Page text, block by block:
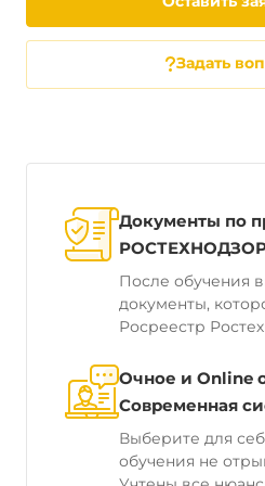
Задать
Документы по
После обучения
документы,
Росреестр
Очное и Online
Современная
Выберите для
обучения не